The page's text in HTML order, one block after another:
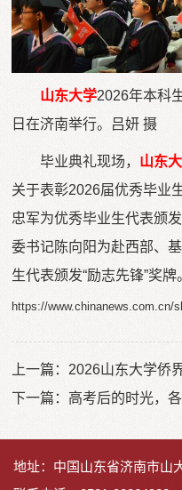
山东大学2026年本科
日在济南举行。吕妍 摄
毕业典礼现场， 山东
关于表彰2026届优秀毕业
忠军为优秀毕业生代表颁发
委书记陈向阳为赴西部、
生代表颁发“励志先锋”奖牌
https://www.chinanews.com.cn/
上一篇：
下一篇： 高考后的时光，
地址：中国山东省济南市山